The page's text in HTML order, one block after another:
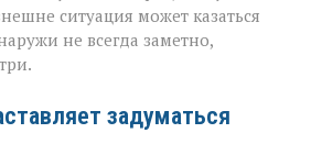
ситуация может казаться
не всегда заметно,
задуматься